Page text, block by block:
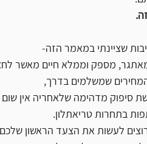
שציינתי במאמר הזה-
מאתגר, מספק וממלא חיים מאשר
שמשלמים בדרך,
סיפוק מדהימה שלאחריה אין
בתחרות טריאתלון.
לעשות את הצעד הראשון